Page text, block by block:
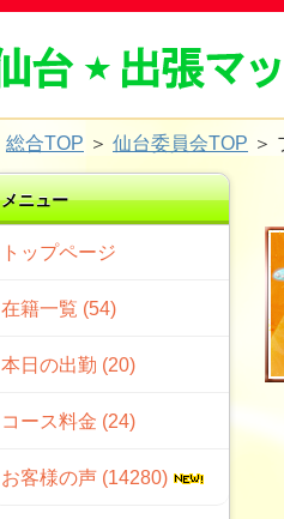
総合TOP ＞ 仙台委員会TOP ＞
メニュー
トップページ
在籍一覧 (54)
本日の出勤 (20)
コース料金 (24)
お客様の声 (14280)
次回の